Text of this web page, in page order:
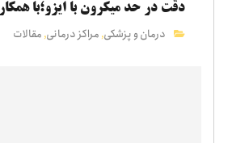
دقت در حد میکرون با ایزو؛با
درمان و پزشکی,مراکز درمانی,مقالات